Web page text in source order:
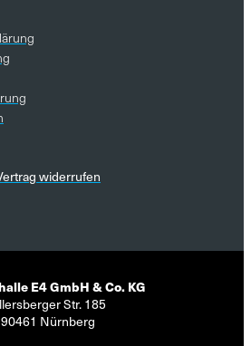
widerrufen
E4 GmbH & Co. KG
Str. 185
90461 Nürnberg